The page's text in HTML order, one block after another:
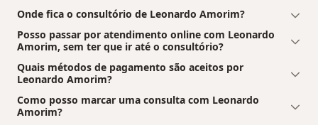
Onde fica o consultório de Leonardo Amorim?
Posso passar por atendimento online com Leonardo
Amorim, sem ter que ir até o consultório?
Quais métodos de pagamento são aceitos por
Leonardo Amorim?
Como posso marcar uma consulta com Leonardo
Amorim?